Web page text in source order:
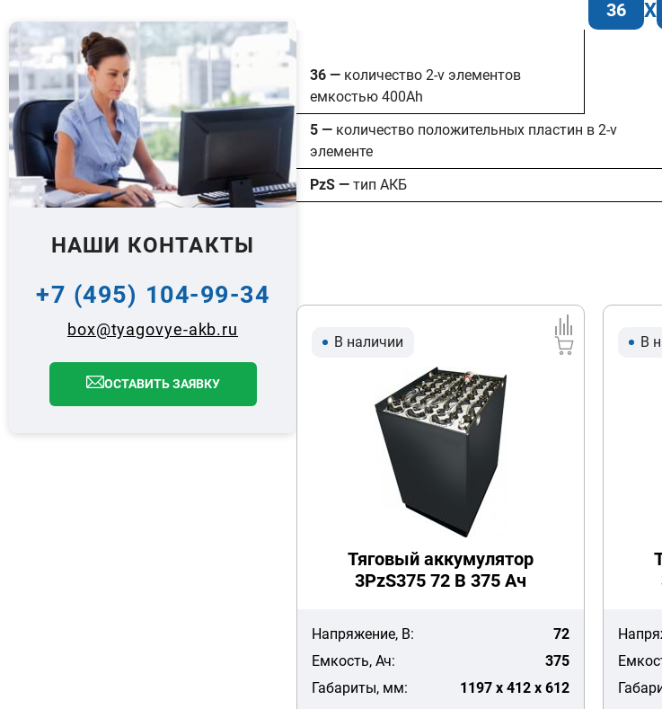
НАШИ КОНТАКТЫ
+7 (495) 104-99-34
box@tyagovye-akb.ru
ОСТАВИТЬ ЗАЯВКУ
36
36 — количество 2-v элементов
емкостью 400Ah
5 — количество положительных пластин в 2-v
элементе
PzS — тип АКБ
В наличии
Тяговый аккумулятор
3PzS375 72 В 375 Ач
Напряжение, В:
72
Емкость, Ач:
375
Габариты, мм:
1197 x 412 x 612
В